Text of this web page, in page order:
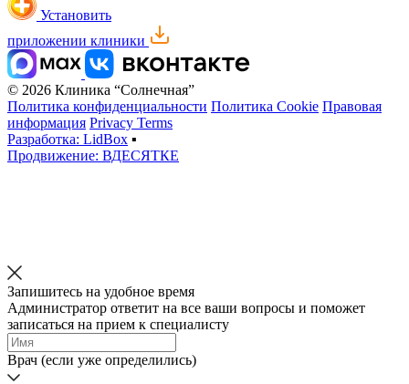
Установить
приложении клиники
© 2026 Клиника “Солнечная”
Политика конфиденциальности Политика Cookie Правовая
информация Privacy Terms
Разработка: LidBox ▪
Продвижение: ВДЕСЯТКЕ
Запишитесь на удобное время
Администратор ответит на все ваши вопросы и поможет
записаться на прием к специалисту
Врач (если уже определились)